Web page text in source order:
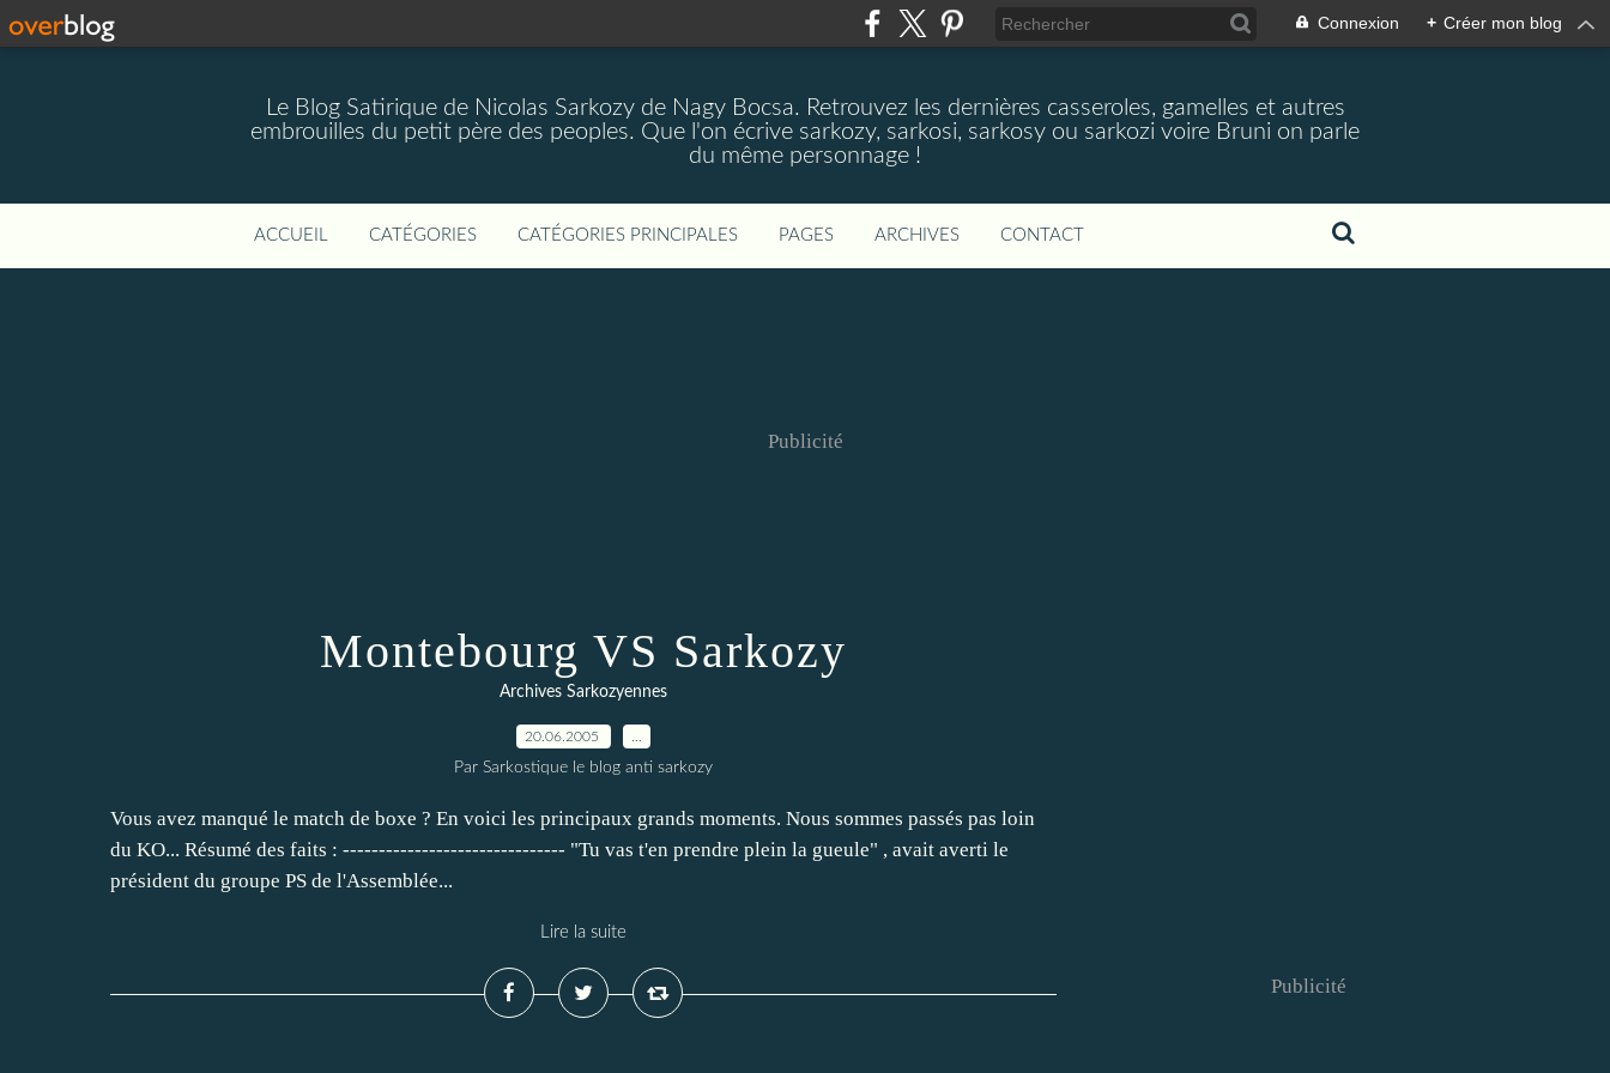
Connexion + Créer mon blog
Le Blog Satirique de Nicolas Sarkozy de Nagy Bocsa. Retrouvez les dernières casseroles, gamelles et autres
embrouilles du petit père des peoples. Que l'on écrive sarkozy, sarkosi, sarkosy ou sarkozi voire Bruni on parle
du même personnage !
ACCUEIL CATÉGORIES CATÉGORIES PRINCIPALES PAGES ARCHIVES CONTACT
Publicité
Montebourg VS Sarkozy
Archives Sarkozyennes
20.06.2005
Par Sarkostique le blog anti sarkozy
Vous avez manqué le match de boxe ? En voici les principaux grands moments. Nous sommes passés pas loin
du KO... Résumé des faits : ------------------------------- "Tu vas t'en prendre plein la gueule" , avait averti le
président du groupe PS de l'Assemblée...
Lire la suite
Publicité